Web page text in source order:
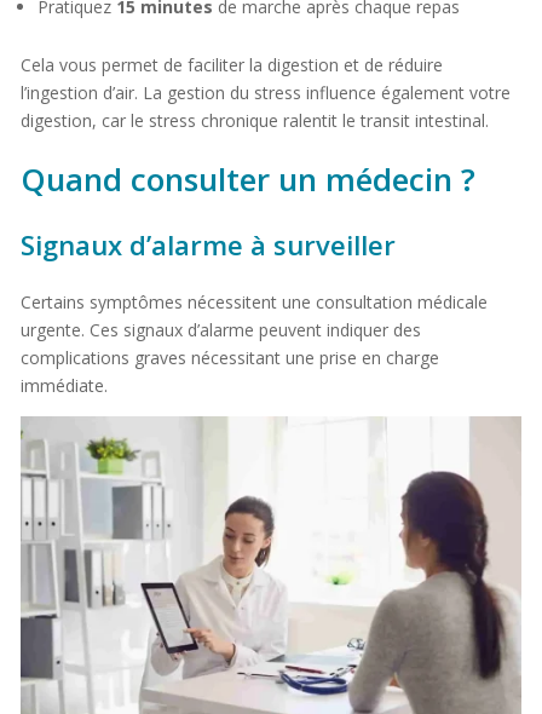
Pratiquez 15 minutes de marche après chaque repas
Cela vous permet de faciliter la digestion et de réduire
l’ingestion d’air. La gestion du stress influence également votre
digestion, car le stress chronique ralentit le transit intestinal.
Quand consulter un médecin ?
Signaux d’alarme à surveiller
Certains symptômes nécessitent une consultation médicale
urgente. Ces signaux d’alarme peuvent indiquer des
complications graves nécessitant une prise en charge
immédiate.